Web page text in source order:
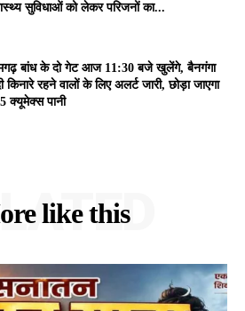
सुविधाओं को लेकर परिजनों का...
बांध के दो गेट आज 11:30 बजे खुलेंगे, बैनगंगा
किनारे रहने वालों के लिए अलर्ट जारी, छोड़ा जाएगा
क्यूमेक्स पानी
like this